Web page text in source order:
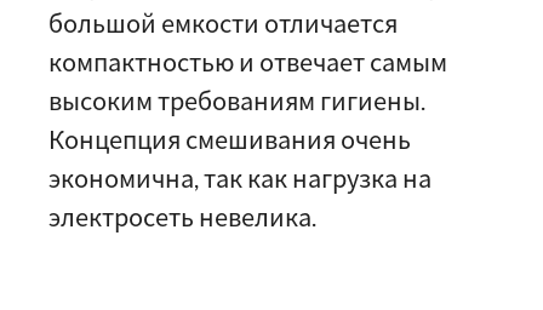
большой емкости отличается
компактностью и отвечает самым
высоким требованиям гигиены.
Концепция смешивания очень
экономична, так как нагрузка на
электросеть невелика.